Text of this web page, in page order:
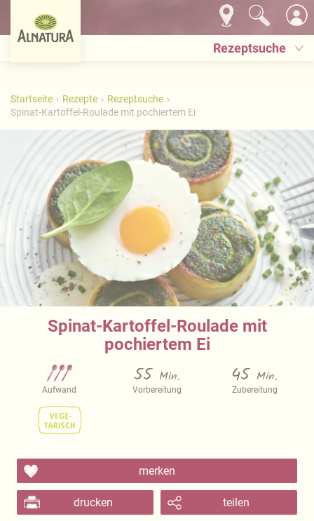
Rezeptsuche
Startseite Rezepte
Rezeptsuche
Spinat-Kartoffel-Roulade mit pochiertem Ei
Spinat-Kartoffel-Roulade mit
pochiertem Ei
Aufwand
55 Min.
Vorbereitung
45 Min.
Zubereitung
merken
drucken teilen